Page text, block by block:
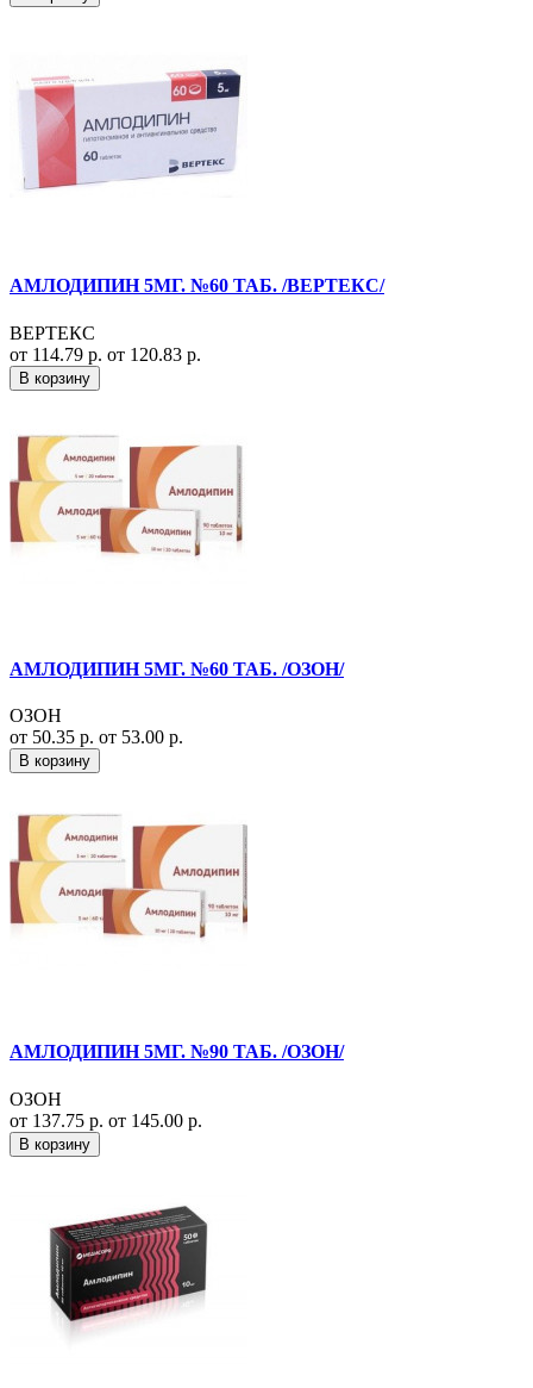
АМЛОДИПИН 5МГ. №60 ТАБ. /ВЕРТЕКС/
ВЕРТЕКС
от 114.79 р. от 120.83 р.
В корзину
АМЛОДИПИН 5МГ. №60 ТАБ. /ОЗОН/
ОЗОН
от 50.35 р. от 53.00 р.
В корзину
АМЛОДИПИН 5МГ. №90 ТАБ. /ОЗОН/
ОЗОН
от 137.75 р. от 145.00 р.
В корзину